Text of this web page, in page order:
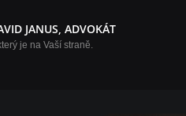
JANUS, ADVOKÁT
je na Vaší straně.